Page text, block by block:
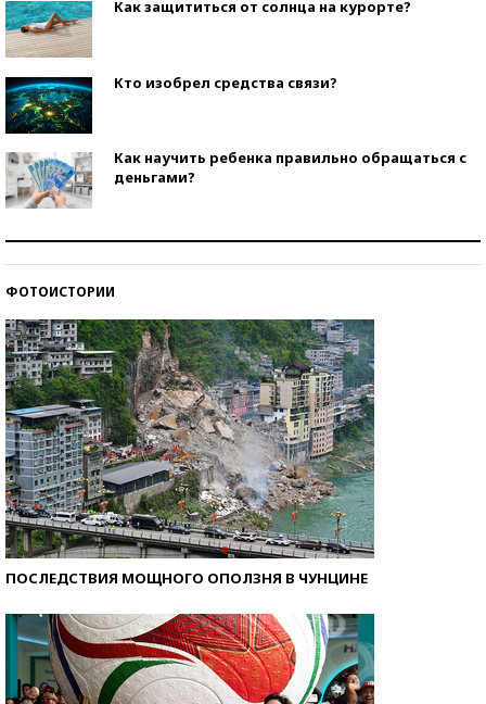
Как защититься от солнца на курорте?
Кто изобрел средства связи?
Как научить ребенка правильно обращаться с
деньгами?
ФОТОИСТОРИИ
ПОСЛЕДСТВИЯ МОЩНОГО ОПОЛЗНЯ В ЧУНЦИНЕ